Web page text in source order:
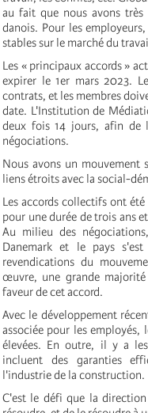
au fait que nous avons
danois. Pour les
stables sur le marché du
Les « principaux accords »
expirer le 1er mars 2023.
contrats, et les membres
date. L'Institution de
deux fois 14 jours, afin de
négociations.
Nous avons un mouvement
liens étroits avec la social-
Les accords collectifs ont
pour une durée de trois ans
Au milieu des
Danemark et le pays
revendications du
œuvre, une grande
faveur de cet accord.
Avec le développement
associée pour les employés,
élevées. En outre, il y a
incluent des garanties
l'industrie de la construction.
C'est le défi que la